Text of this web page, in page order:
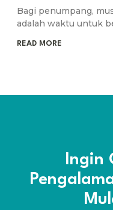
Bagi penumpang,
adalah waktu untuk
READ MORE
Ingin